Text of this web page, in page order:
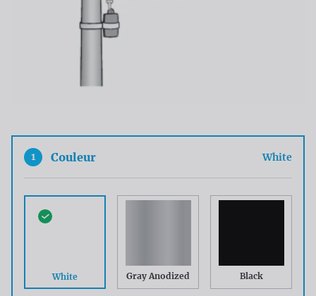
1 Couleur White
White Gray Anodized Black